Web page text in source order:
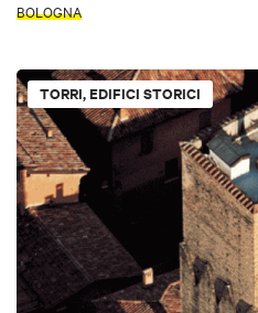
BOLOGNA
TORRI, EDIFICI STORICI